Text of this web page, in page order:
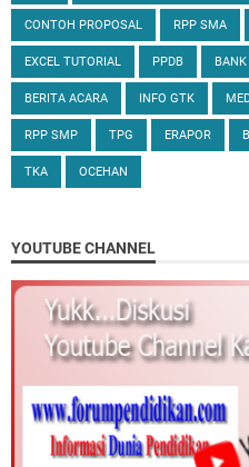
CONTOH PROPOSAL RPP SMA
EXCEL TUTORIAL PPDB
BERITA ACARA INFO GTK
RPP SMP TPG ERAPOR
TKA OCEHAN
YOUTUBE CHANNEL